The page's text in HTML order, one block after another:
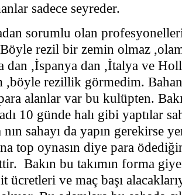
sadece seyreder.
sorumlu olan
Böyle rezil bir zemin olmaz
dan ,İspanya dan ,İtalya ve
,böyle rezillik görmedim.
alanlar var bu kulüpten.
10 günde halı gibi yaptılar
nın sahayı da yapın gerekirse
top oynasın diye para
Bakın bu takımın forma
ücretleri ve maç başı